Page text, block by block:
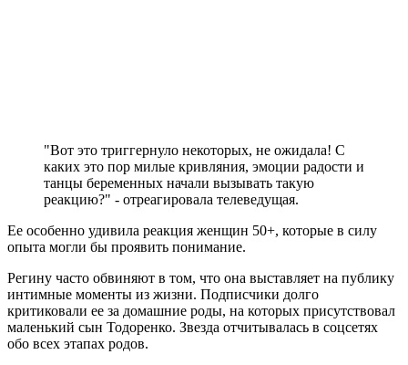
"Вот это триггернуло некоторых, не ожидала! С
каких это пор милые кривляния, эмоции радости и
танцы беременных начали вызывать такую
реакцию?" - отреагировала телеведущая.
Ее особенно удивила реакция женщин 50+, которые в силу
опыта могли бы проявить понимание.
Регину часто обвиняют в том, что она выставляет на публику
интимные моменты из жизни. Подписчики долго
критиковали ее за домашние роды, на которых присутствовал
маленький сын Тодоренко. Звезда отчитывалась в соцсетях
обо всех этапах родов.